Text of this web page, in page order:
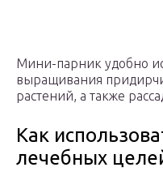
Мини-парник удобно
выращивания
растений, а также
Как
лечебных